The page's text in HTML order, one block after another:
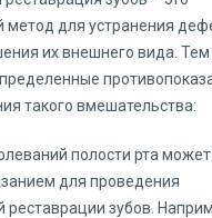
для устранения
их внешнего вида. Тем
такого вмешательства:
полости рта
для проведения
реставрации зубов.